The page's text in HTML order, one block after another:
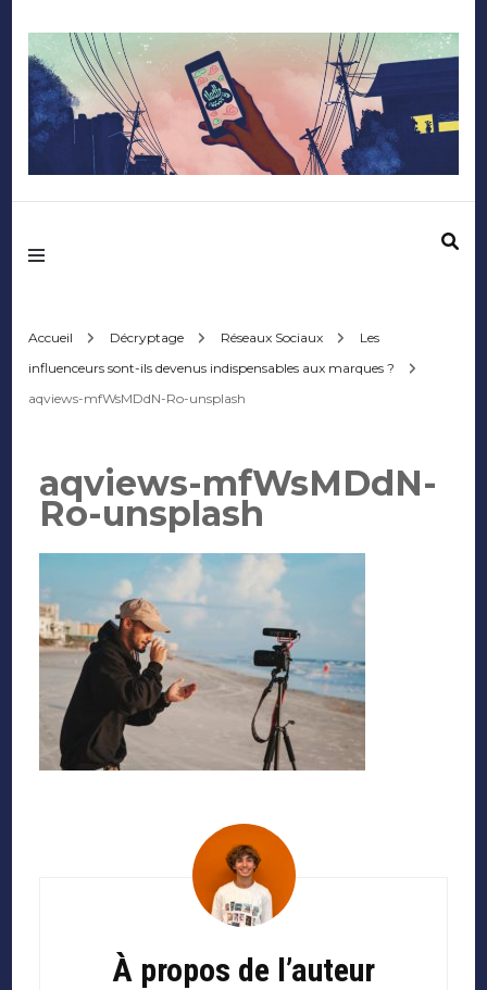
Mediafactory – Le
d'Audencia
SciencesCom
Accueil Décryptage Réseaux Sociaux
Les
influenceurs sont-ils devenus indispensables aux marques ?
aqviews-mfWsMDdN-Ro-unsplash
aqviews-mfWsMDdN-
Ro-unsplash
À propos de l’auteur